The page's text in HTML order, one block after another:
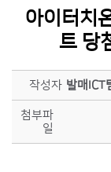
아이터치
트 당
작성자 발매ICT
첨부파
일